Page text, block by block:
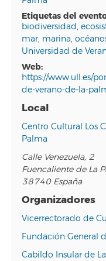
etiquetas del
biodiversidad,
mar, marina,
Universidad de
web:
https://www.ull.es/
de-verano-de-la-
Local
Centro Cultural Los
Palma
Calle Venezuela, 2
Fuencaliente de La
38740 España
Organizadores
Vicerrectorado de
Fundación General
Cabildo Insular de